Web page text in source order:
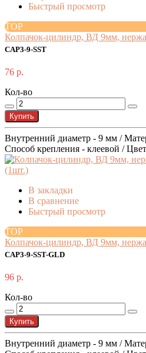
Быстрый просмотр
TOP
Колпачок-цилиндр, ВД 9мм,
CAP3-9-SST
76 р.
Кол-во
Купить
Внутренний диаметр - 9 мм /
Способ крепления - клеевой /
В закладки
В сравнение
Быстрый просмотр
TOP
Колпачок-цилиндр, ВД 9мм,
CAP3-9-SST-GLD
96 р.
Кол-во
Купить
Внутренний диаметр - 9 мм /